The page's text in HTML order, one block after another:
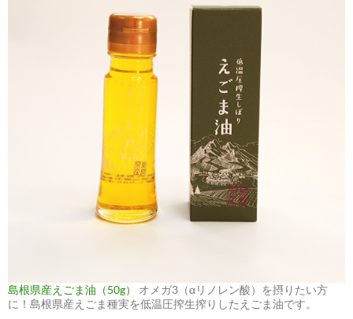
島根県産えごま油（50g）
オメガ3（αリノレン酸）を摂りたい方
に！島根県産えごま種実を低温圧搾生搾りしたえごま油です。